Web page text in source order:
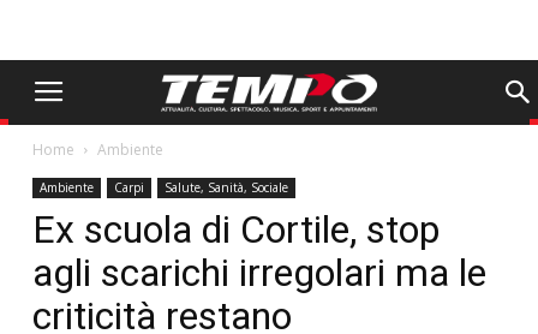
Home Ambiente
Ambiente Carpi Salute, Sanità, Sociale
Ex scuola di Cortile, stop
agli scarichi irregolari ma le
criticità restano